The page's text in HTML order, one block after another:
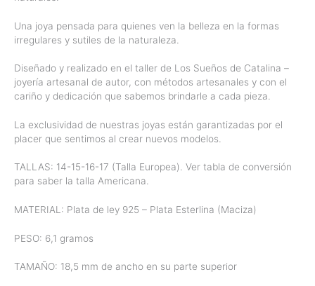
Una joya pensada para quienes ven la belleza en la formas
irregulares y sutiles de la naturaleza.
Diseñado y realizado en el taller de Los Sueños de Catalina –
joyería artesanal de autor, con métodos artesanales y con el
cariño y dedicación que sabemos brindarle a cada pieza.
La exclusividad de nuestras joyas están garantizadas por el
placer que sentimos al crear nuevos modelos.
TALLAS: 14-15-16-17 (Talla Europea). Ver tabla de conversión
para saber la talla Americana.
MATERIAL: Plata de ley 925 – Plata Esterlina (Maciza)
PESO: 6,1 gramos
TAMAÑO: 18,5 mm de ancho en su parte superior